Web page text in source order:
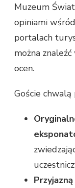
Muzeum
opiniami
portalach
można
ocen.
Goście